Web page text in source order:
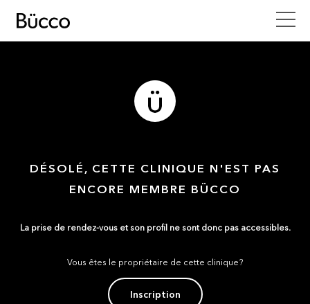
DÉSOLÉ, CETTE CLINIQUE N'EST PAS
ENCORE MEMBRE BÜCCO
La prise de rendez-vous et son profil ne sont donc pas accessibles.
Vous êtes le propriétaire de cette clinique?
Inscription